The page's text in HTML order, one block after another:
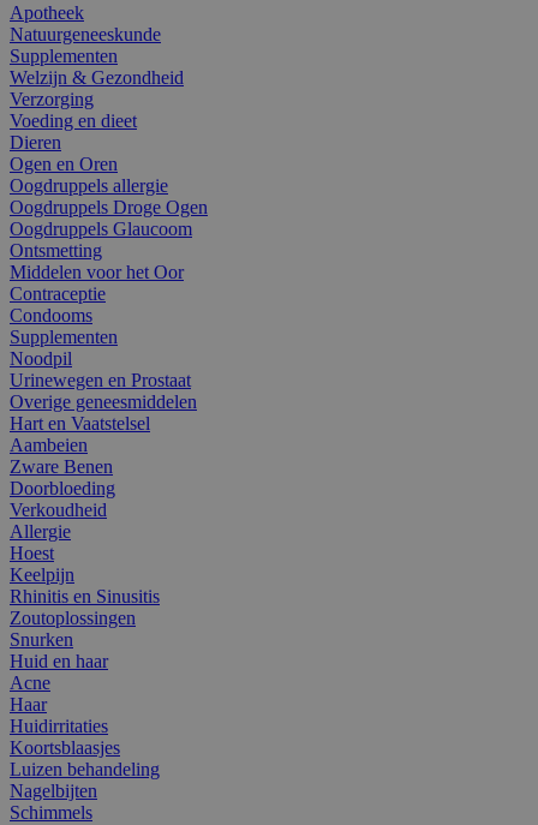
Apotheek
Natuurgeneeskunde
Supplementen
Welzijn & Gezondheid
Verzorging
Voeding en dieet
Dieren
Ogen en Oren
Oogdruppels allergie
Oogdruppels Droge Ogen
Oogdruppels Glaucoom
Ontsmetting
Middelen voor het Oor
Contraceptie
Condooms
Supplementen
Noodpil
Urinewegen en Prostaat
Overige geneesmiddelen
Hart en Vaatstelsel
Aambeien
Zware Benen
Doorbloeding
Verkoudheid
Allergie
Hoest
Keelpijn
Rhinitis en Sinusitis
Zoutoplossingen
Snurken
Huid en haar
Acne
Haar
Huidirritaties
Koortsblaasjes
Luizen behandeling
Nagelbijten
Schimmels